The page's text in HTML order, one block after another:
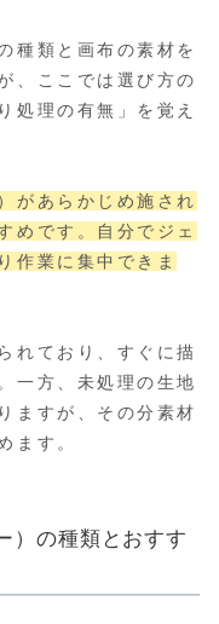
種類と画布の素材を
、ここでは選び方の
処理の有無」を覚え
があらかじめ施され
めです。自分でジェ
作業に集中できま
れており、すぐに描
一方、未処理の生地
ますが、その分素材
ます。
）の種類とおすす